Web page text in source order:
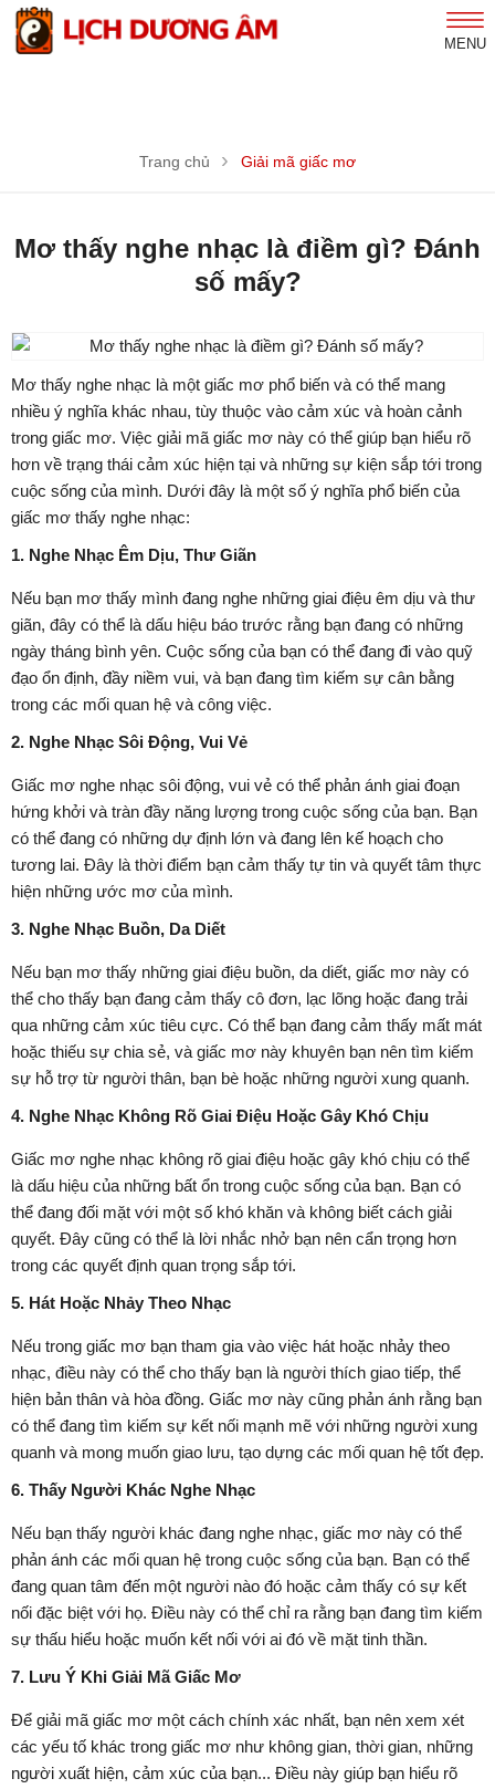
MENU
Trang chủ Giải mã giấc mơ
Mơ thấy nghe nhạc là điềm gì? Đánh
số mấy?
Mơ thấy nghe nhạc là một giấc mơ phổ biến và có thể mang
nhiều ý nghĩa khác nhau, tùy thuộc vào cảm xúc và hoàn cảnh
trong giấc mơ. Việc giải mã giấc mơ này có thể giúp bạn hiểu rõ
hơn về trạng thái cảm xúc hiện tại và những sự kiện sắp tới trong
cuộc sống của mình. Dưới đây là một số ý nghĩa phổ biến của
giấc mơ thấy nghe nhạc:
1. Nghe Nhạc Êm Dịu, Thư Giãn
Nếu bạn mơ thấy mình đang nghe những giai điệu êm dịu và thư
giãn, đây có thể là dấu hiệu báo trước rằng bạn đang có những
ngày tháng bình yên. Cuộc sống của bạn có thể đang đi vào quỹ
đạo ổn định, đầy niềm vui, và bạn đang tìm kiếm sự cân bằng
trong các mối quan hệ và công việc.
2. Nghe Nhạc Sôi Động, Vui Vẻ
Giấc mơ nghe nhạc sôi động, vui vẻ có thể phản ánh giai đoạn
hứng khởi và tràn đầy năng lượng trong cuộc sống của bạn. Bạn
có thể đang có những dự định lớn và đang lên kế hoạch cho
tương lai. Đây là thời điểm bạn cảm thấy tự tin và quyết tâm thực
hiện những ước mơ của mình.
3. Nghe Nhạc Buồn, Da Diết
Nếu bạn mơ thấy những giai điệu buồn, da diết, giấc mơ này có
thể cho thấy bạn đang cảm thấy cô đơn, lạc lõng hoặc đang trải
qua những cảm xúc tiêu cực. Có thể bạn đang cảm thấy mất mát
hoặc thiếu sự chia sẻ, và giấc mơ này khuyên bạn nên tìm kiếm
sự hỗ trợ từ người thân, bạn bè hoặc những người xung quanh.
4. Nghe Nhạc Không Rõ Giai Điệu Hoặc Gây Khó Chịu
Giấc mơ nghe nhạc không rõ giai điệu hoặc gây khó chịu có thể
là dấu hiệu của những bất ổn trong cuộc sống của bạn. Bạn có
thể đang đối mặt với một số khó khăn và không biết cách giải
quyết. Đây cũng có thể là lời nhắc nhở bạn nên cẩn trọng hơn
trong các quyết định quan trọng sắp tới.
5. Hát Hoặc Nhảy Theo Nhạc
Nếu trong giấc mơ bạn tham gia vào việc hát hoặc nhảy theo
nhạc, điều này có thể cho thấy bạn là người thích giao tiếp, thể
hiện bản thân và hòa đồng. Giấc mơ này cũng phản ánh rằng bạn
có thể đang tìm kiếm sự kết nối mạnh mẽ với những người xung
quanh và mong muốn giao lưu, tạo dựng các mối quan hệ tốt đẹp.
6. Thấy Người Khác Nghe Nhạc
Nếu bạn thấy người khác đang nghe nhạc, giấc mơ này có thể
phản ánh các mối quan hệ trong cuộc sống của bạn. Bạn có thể
đang quan tâm đến một người nào đó hoặc cảm thấy có sự kết
nối đặc biệt với họ. Điều này có thể chỉ ra rằng bạn đang tìm kiếm
sự thấu hiểu hoặc muốn kết nối với ai đó về mặt tinh thần.
7. Lưu Ý Khi Giải Mã Giấc Mơ
Để giải mã giấc mơ một cách chính xác nhất, bạn nên xem xét
các yếu tố khác trong giấc mơ như không gian, thời gian, những
người xuất hiện, cảm xúc của bạn... Điều này giúp bạn hiểu rõ